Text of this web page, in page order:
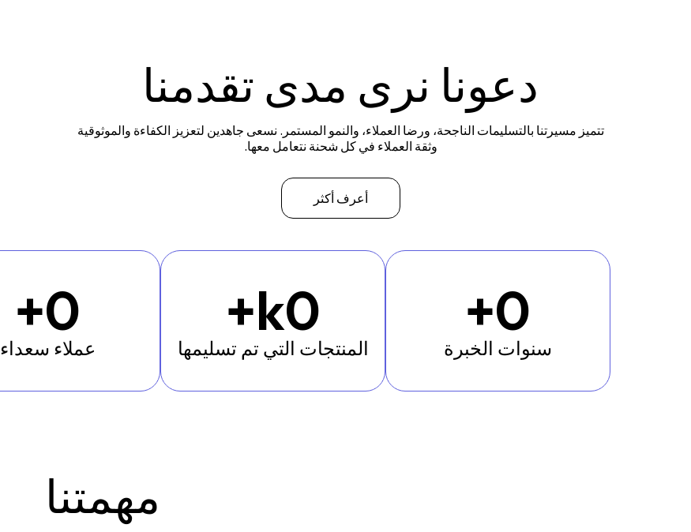
دعونا نرى مدى تقدمنا
تتميز مسيرتنا بالتسليمات الناجحة، ورضا العملاء، والنمو المستمر. نسعى جاهدين لتعزيز الكفاءة والموثوقية
وثقة العملاء في كل شحنة نتعامل معها.
أعرف أكثر
سنوات الخبرة
0
+
المنتجات التي تم تسليمها
0
k+
عملاء سعداء
0
+
مهمتنا